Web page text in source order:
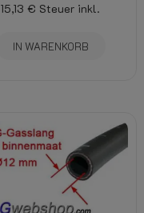
15,13 € Steuer inkl.
IN WARENKORB